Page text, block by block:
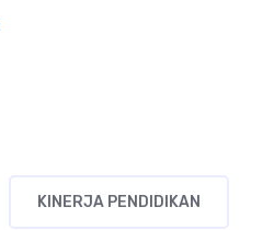
KINERJA PENDIDIKAN